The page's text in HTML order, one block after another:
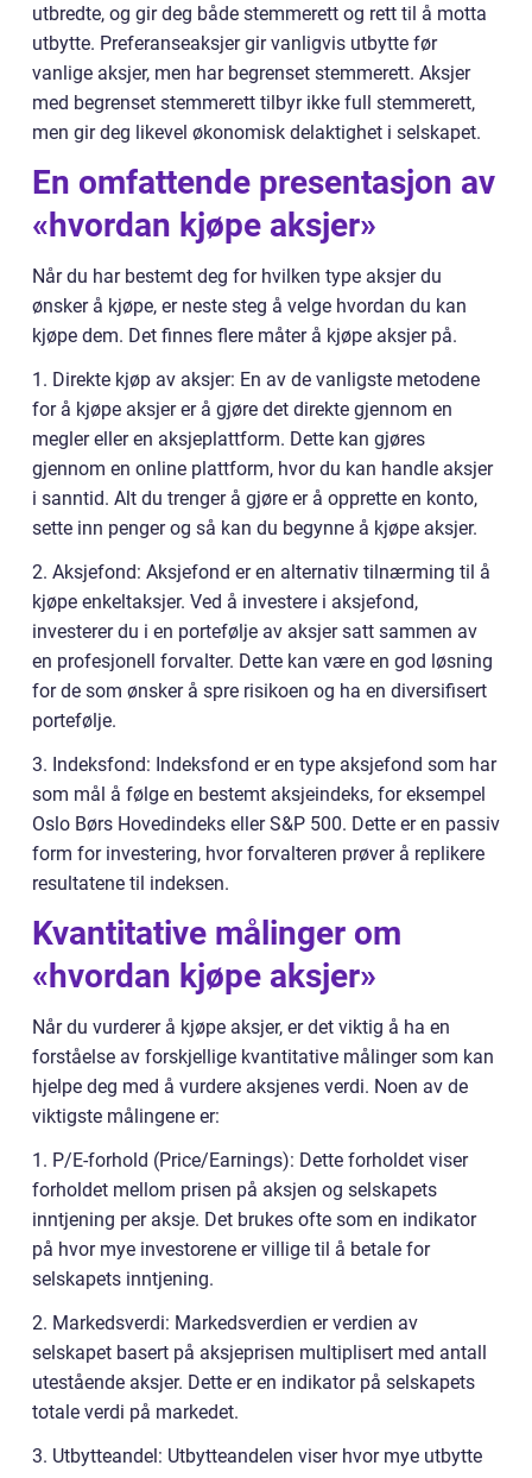
utbredte, og gir deg både stemmerett og rett til å motta
utbytte. Preferanseaksjer gir vanligvis utbytte før
vanlige aksjer, men har begrenset stemmerett. Aksjer
med begrenset stemmerett tilbyr ikke full stemmerett,
men gir deg likevel økonomisk delaktighet i selskapet.
En omfattende presentasjon av
«hvordan kjøpe aksjer»
Når du har bestemt deg for hvilken type aksjer du
ønsker å kjøpe, er neste steg å velge hvordan du kan
kjøpe dem. Det finnes flere måter å kjøpe aksjer på.
1. Direkte kjøp av aksjer: En av de vanligste metodene
for å kjøpe aksjer er å gjøre det direkte gjennom en
megler eller en aksjeplattform. Dette kan gjøres
gjennom en online plattform, hvor du kan handle aksjer
i sanntid. Alt du trenger å gjøre er å opprette en konto,
sette inn penger og så kan du begynne å kjøpe aksjer.
2. Aksjefond: Aksjefond er en alternativ tilnærming til å
kjøpe enkeltaksjer. Ved å investere i aksjefond,
investerer du i en portefølje av aksjer satt sammen av
en profesjonell forvalter. Dette kan være en god løsning
for de som ønsker å spre risikoen og ha en diversifisert
portefølje.
3. Indeksfond: Indeksfond er en type aksjefond som har
som mål å følge en bestemt aksjeindeks, for eksempel
Oslo Børs Hovedindeks eller S&P 500. Dette er en passiv
form for investering, hvor forvalteren prøver å replikere
resultatene til indeksen.
Kvantitative målinger om
«hvordan kjøpe aksjer»
Når du vurderer å kjøpe aksjer, er det viktig å ha en
forståelse av forskjellige kvantitative målinger som kan
hjelpe deg med å vurdere aksjenes verdi. Noen av de
viktigste målingene er:
1. P/E-forhold (Price/Earnings): Dette forholdet viser
forholdet mellom prisen på aksjen og selskapets
inntjening per aksje. Det brukes ofte som en indikator
på hvor mye investorene er villige til å betale for
selskapets inntjening.
2. Markedsverdi: Markedsverdien er verdien av
selskapet basert på aksjeprisen multiplisert med antall
utestående aksjer. Dette er en indikator på selskapets
totale verdi på markedet.
3. Utbytteandel: Utbytteandelen viser hvor mye utbytte